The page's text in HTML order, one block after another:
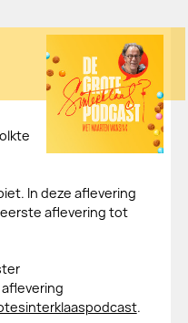
In deze aflevering
aflevering tot
.